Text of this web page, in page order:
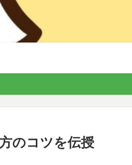
のコツを伝授